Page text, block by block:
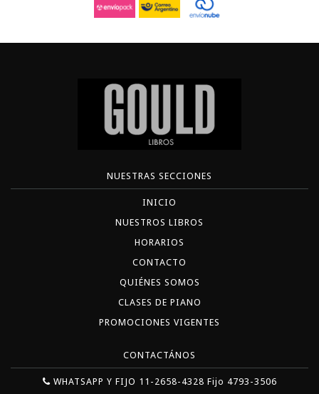
NUESTRAS SECCIONES
INICIO
NUESTROS LIBROS
HORARIOS
CONTACTO
QUIÉNES SOMOS
CLASES DE PIANO
PROMOCIONES VIGENTES
CONTACTÁNOS
WHATSAPP Y FIJO 11-2658-4328 Fijo 4793-3506